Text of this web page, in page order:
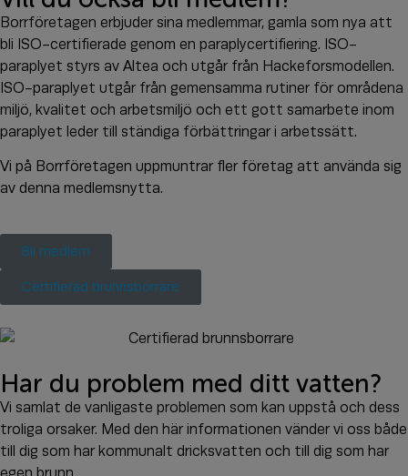
Borrföretagen erbjuder sina medlemmar, gamla som nya att
bli ISO-certifierade genom en paraplycertifiering. ISO-
paraplyet styrs av Altea och utgår från Hackeforsmodellen.
ISO-paraplyet utgår från gemensamma rutiner för områdena
miljö, kvalitet och arbetsmiljö och ett gott samarbete inom
paraplyet leder till ständiga förbättringar i arbetssätt.
Vi på Borrföretagen uppmuntrar fler företag att använda sig
av denna medlemsnytta.
Bli medlem
Certifierad brunnsborrare
Har du problem med ditt vatten?
Vi samlat de vanligaste problemen som kan uppstå och dess
troliga orsaker. Med den här informationen vänder vi oss både
till dig som har kommunalt dricksvatten och till dig som har